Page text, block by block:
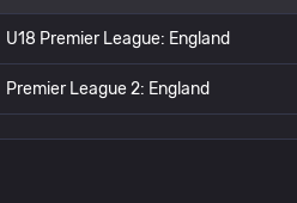
U18 Premier League: England
Premier League 2: England